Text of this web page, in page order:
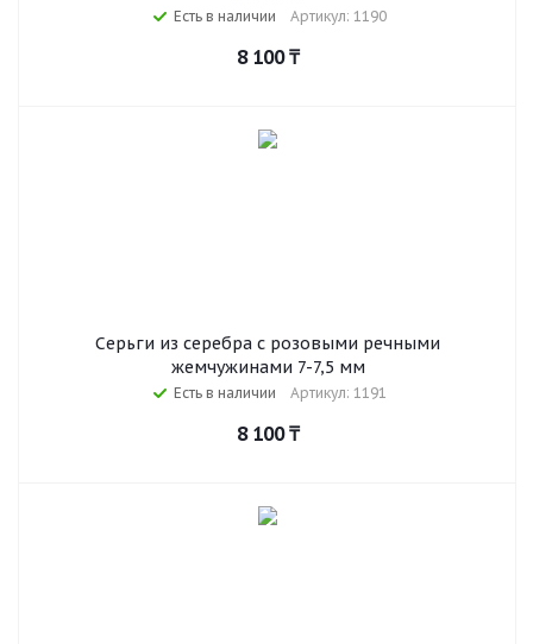
Есть в наличии Артикул: 1190
8 100₸
Серьги из серебра с розовыми речными
жемчужинами 7-7,5 мм
Есть в наличии Артикул: 1191
8 100₸